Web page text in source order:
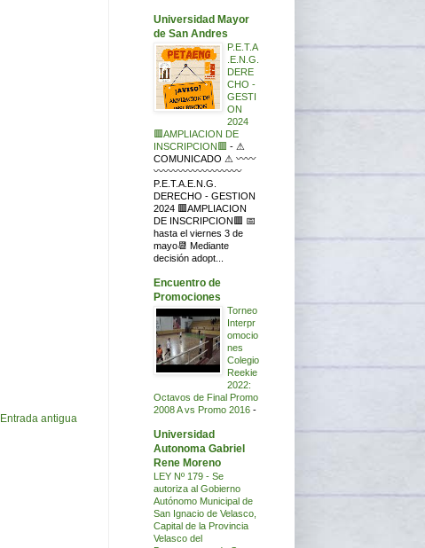
Entrada antigua
Universidad Mayor
de San Andres
P.E.T.A
.E.N.G.
DERE
CHO -
GESTI
ON
2024
🟥AMPLIACION DE
INSCRIPCION🟥 - ⚠
COMUNICADO ⚠ 〰〰
〰〰〰〰〰〰〰〰〰
P.E.T.A.E.N.G.
DERECHO - GESTION
2024 🟥AMPLIACION
DE INSCRIPCION🟥 📅
hasta el viernes 3 de
mayo📆 Mediante
decisión adopt...
Encuentro de
Promociones
Torneo
Interpr
omocio
nes
Colegio
Reekie
2022:
Octavos de Final Promo
2008 A vs Promo 2016 -
Universidad
Autonoma Gabriel
Rene Moreno
LEY Nº 179 - Se
autoriza al Gobierno
Autónomo Municipal de
San Ignacio de Velasco,
Capital de la Provincia
Velasco del